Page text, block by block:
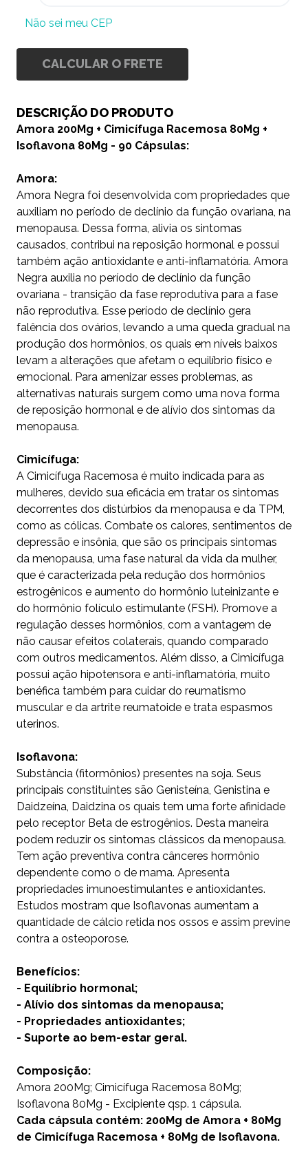
Não sei meu CEP
CALCULAR O FRETE
DESCRIÇÃO DO PRODUTO
Amora 200Mg + Cimicífuga Racemosa 80Mg +
Isoflavona 80Mg - 90 Cápsulas:
Amora:
Amora Negra foi desenvolvida com propriedades que
auxiliam no período de declínio da função ovariana, na
menopausa. Dessa forma, alivia os sintomas
causados, contribui na reposição hormonal e possui
também ação antioxidante e anti-inflamatória. Amora
Negra auxilia no período de declínio da função
ovariana - transição da fase reprodutiva para a fase
não reprodutiva. Esse período de declínio gera
falência dos ovários, levando a uma queda gradual na
produção dos hormônios, os quais em níveis baixos
levam a alterações que afetam o equilíbrio físico e
emocional. Para amenizar esses problemas, as
alternativas naturais surgem como uma nova forma
de reposição hormonal e de alívio dos sintomas da
menopausa.
Cimicífuga:
A Cimicífuga Racemosa é muito indicada para as
mulheres, devido sua eficácia em tratar os sintomas
decorrentes dos distúrbios da menopausa e da TPM,
como as cólicas. Combate os calores, sentimentos de
depressão e insônia, que são os principais sintomas
da menopausa, uma fase natural da vida da mulher,
que é caracterizada pela redução dos hormônios
estrogênicos e aumento do hormônio luteinizante e
do hormônio folículo estimulante (FSH). Promove a
regulação desses hormônios, com a vantagem de
não causar efeitos colaterais, quando comparado
com outros medicamentos. Além disso, a Cimicífuga
possui ação hipotensora e anti-inflamatória, muito
benéfica também para cuidar do reumatismo
muscular e da artrite reumatoide e trata espasmos
uterinos.
Isoflavona:
Substância (fitormônios) presentes na soja. Seus
principais constituintes são Genisteína, Genistina e
Daidzeína, Daidzina os quais tem uma forte afinidade
pelo receptor Beta de estrogênios. Desta maneira
podem reduzir os sintomas clássicos da menopausa.
Tem ação preventiva contra cânceres hormônio
dependente como o de mama. Apresenta
propriedades imunoestimulantes e antioxidantes.
Estudos mostram que Isoflavonas aumentam a
quantidade de cálcio retida nos ossos e assim previne
contra a osteoporose.
Benefícios:
- Equilíbrio hormonal;
- Alívio dos sintomas da menopausa;
- Propriedades antioxidantes;
- Suporte ao bem-estar geral.
Composição:
Amora 200Mg; Cimicífuga Racemosa 80Mg;
Isoflavona 80Mg - Excipiente qsp. 1 cápsula.
Cada cápsula contém: 200Mg de Amora + 80Mg
de Cimicífuga Racemosa + 80Mg de Isoflavona.